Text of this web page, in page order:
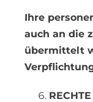
Ihre
auch an die
übermittelt
RECHTE